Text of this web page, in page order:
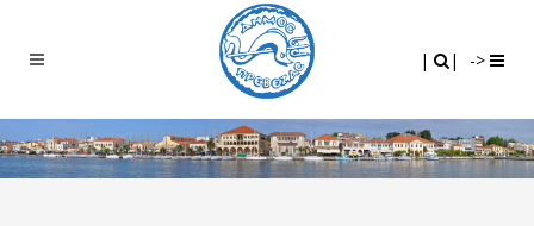
| | ->